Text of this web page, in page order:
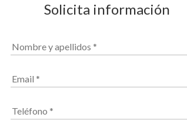
Solicita información